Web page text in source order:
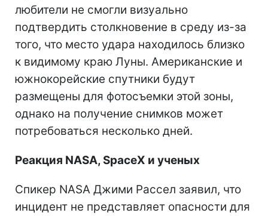
любители не смогли визуально
подтвердить столкновение в среду из-за
того, что место удара находилось близко
к видимому краю Луны. Американские и
южнокорейские спутники будут
размещены для фотосъемки этой зоны,
однако на получение снимков может
потребоваться несколько дней.
Реакция NASA, SpaceX и ученых
Спикер NASA Джими Рассел заявил, что
инцидент не представляет опасности для